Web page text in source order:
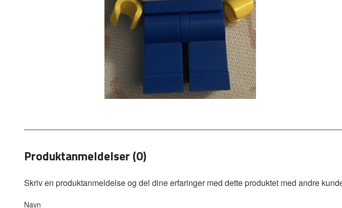
Produktanmeldelser (0)
Skriv en produktanmeldelse og del dine erfaringer med dette produktet med andre
Navn